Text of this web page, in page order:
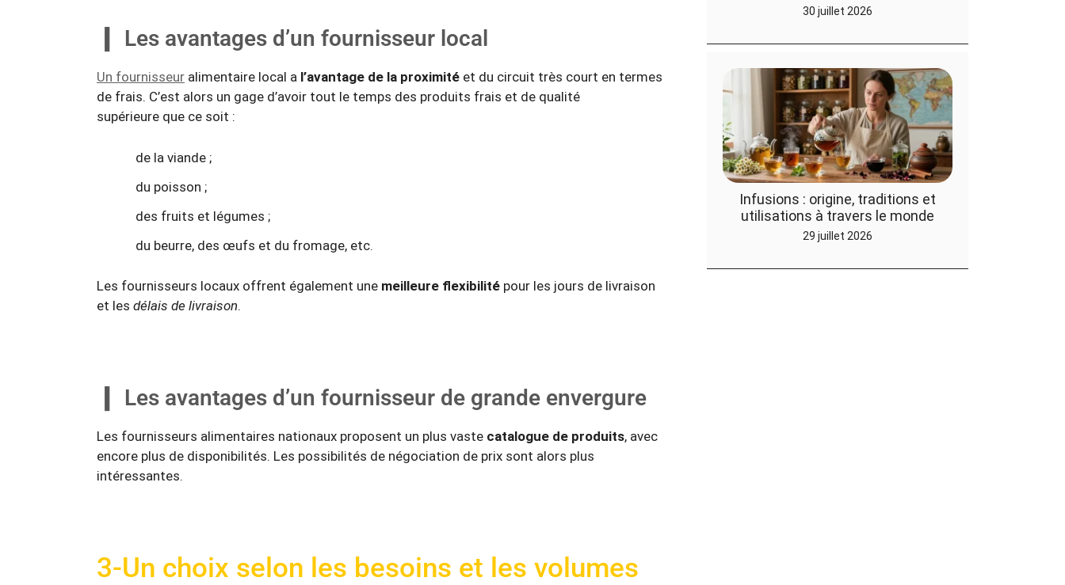
Les avantages d’un fournisseur local
Un fournisseur alimentaire local a l’avantage de la proximité et du circuit très court en termes
de frais. C’est alors un gage d’avoir tout le temps des produits frais et de qualité
supérieure que ce soit :
de la viande ;
du poisson ;
des fruits et légumes ;
du beurre, des œufs et du fromage, etc.
Les fournisseurs locaux offrent également une meilleure flexibilité pour les jours de livraison
et les délais de livraison.
Les avantages d’un fournisseur de grande envergure
Les fournisseurs alimentaires nationaux proposent un plus vaste catalogue de produits, avec
encore plus de disponibilités. Les possibilités de négociation de prix sont alors plus
intéressantes.
3-Un choix selon les besoins et les volumes
30 juillet 2026
Infusions : origine, traditions et
utilisations à travers le monde
29 juillet 2026